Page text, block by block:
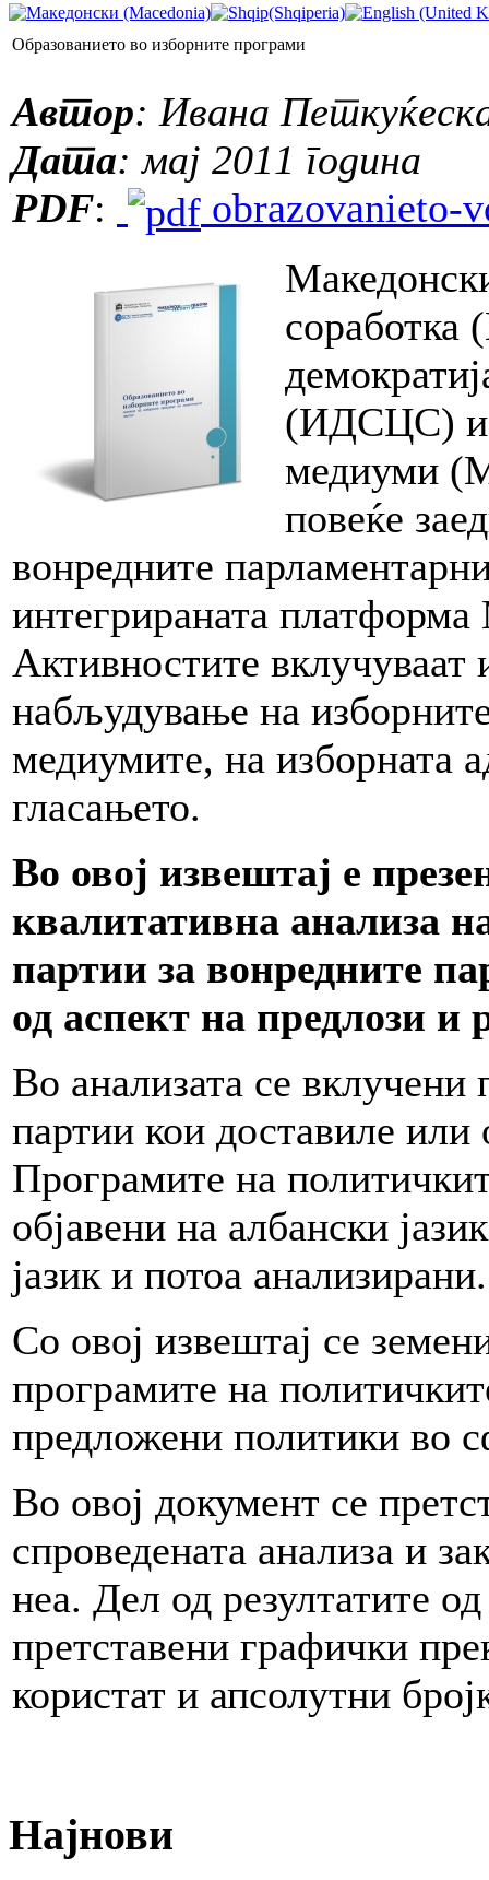
Образованието во изборните програми
Автор: Ивана
Дата: мај 2011 година
PDF:
obrazovanieto-
(ИДСЦС) и
медиуми
повеќе
вонредните
интегрираната
Активностите
набљудување на
медиумите, на изборната
гласањето.
Во овој извештај е
квалитативна анализа
партии за вонредните
од аспект на предлози и
Во анализата се
партии кои доставиле или
Програмите на
објавени на албански
јазик и потоа анализирани.
Со овој извештај се
програмите на
предложени политики во
Во овој документ се
спроведената анализа и
неа. Дел од резултатите
претставени графички
користат и апсолутни
Најнови